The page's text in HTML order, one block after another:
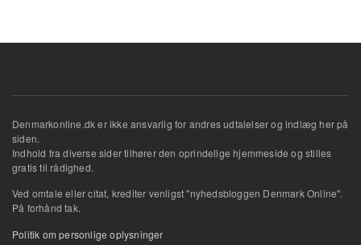
Denmarkonline.dk er ikke ansvarlig for andres udtalelser og indlæg her på
siden.
Indhold fra diverse sider tilhører den oprindelige hjemmeside og stilles
gratis til rådighed.
Ved omtale eller citat, krediter venligst "nyhedsbloggen Denmark Online".
På forhånd tak.
Politik om personlige oplysninger